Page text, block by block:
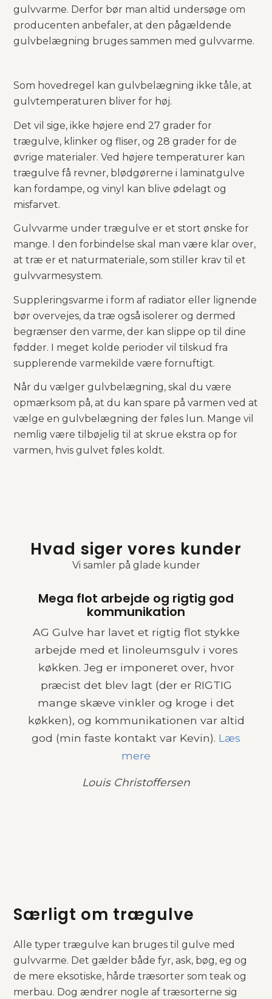
gulvvarme. Derfor bør man altid undersøge om
producenten anbefaler, at den pågældende
gulvbelægning bruges sammen med gulvvarme.
Som hovedregel kan gulvbelægning ikke tåle, at
gulvtemperaturen bliver for høj.​
Det vil sige, ikke højere end 27 grader for
trægulve, klinker og fliser, og 28 grader for de
øvrige materialer. Ved højere temperaturer kan
trægulve få revner, blødgørerne i laminatgulve
kan fordampe, og vinyl kan blive ødelagt og
misfarvet.
Gulvvarme under trægulve er et stort ønske for
mange. I den forbindelse skal man være klar over,
at træ er et naturmateriale, som stiller krav til et
gulvvarmesystem.
Suppleringsvarme i form af radiator eller lignende
bør overvejes, da træ også isolerer og dermed
begrænser den varme, der kan slippe op til dine
fødder. I meget kolde perioder vil tilskud fra
supplerende varmekilde være fornuftigt.
Når du vælger gulvbelægning, skal du være
opmærksom på, at du kan spare på varmen ved at
vælge en gulvbelægning der føles lun. Mange vil
nemlig være tilbøjelig til at skrue ekstra op for
varmen, hvis gulvet føles koldt.
Hvad siger vores kunder
Vi samler på glade kunder
Mega flot arbejde og rigtig god
kommunikation
AG Gulve har lavet et rigtig flot stykke
arbejde med et linoleumsgulv i vores
køkken. Jeg er imponeret over, hvor
præcist det blev lagt (der er RIGTIG
mange skæve vinkler og kroge i det
køkken), og kommunikationen var altid
god (min faste kontakt var Kevin). Læs
mere
Louis Christoffersen
Særligt om trægulve
Alle typer trægulve kan bruges til gulve med
gulvvarme. Det gælder både fyr, ask, bøg, eg og
de mere eksotiske, hårde træsorter som teak og
merbau. Dog ændrer nogle af træsorterne sig